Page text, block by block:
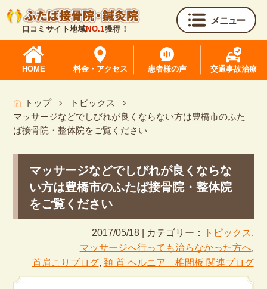
口コミサイト地域NO.1獲得！
メニュー
HOME 料金・アクセス 患者様の声 交通事故治療
トップ
トピックス
マッサージなどでしびれが良くならない方は豊橋市のふた
ば接骨院・整体院をご覧ください
マッサージなどでしびれが良くならな
い方は豊橋市のふたば接骨院・整体院
をご覧ください
2017/05/18 | カテゴリー： トピックス,
マッサージへ行っても治らなかった方へ,
首肩こりブログ, 頚 首 ヘルニア 椎間板 関連ブログ